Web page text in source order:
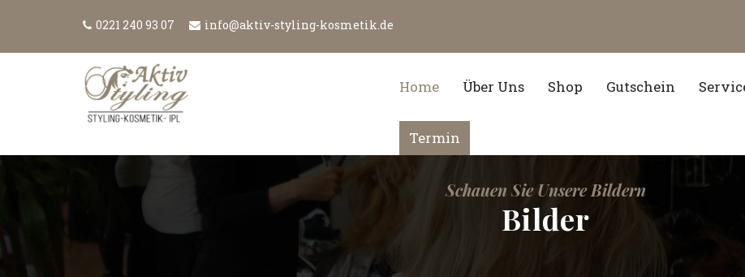
0221 240 93 07 info@aktiv-styling-kosmetik.de
Home Über Uns Shop Gutschein
Termin
Schauen Sie Unsere Bildern
Bilder